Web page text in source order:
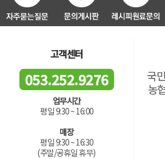
고객센터
053.252.9276
업무시간
평일 9:30 ~ 16:00
매장
평일 9:30 ~ 16:30
(주말/공휴일 휴무)
국
농